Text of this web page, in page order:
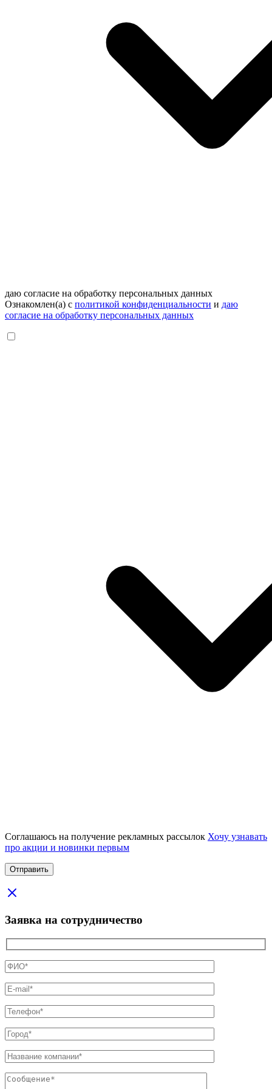
даю согласие на обработку персональных данных
Ознакомлен(а) с политикой конфиденциальности и даю
согласие на обработку персональных данных
Соглашаюсь на получение рекламных рассылок Хочу узнавать
про акции и новинки первым
Заявка на сотрудничество